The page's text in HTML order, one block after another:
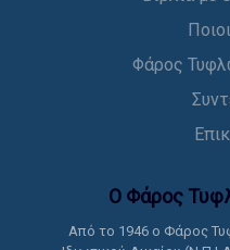
Φάρος
Ο Φάρος
Από το 1946 ο Φάρος